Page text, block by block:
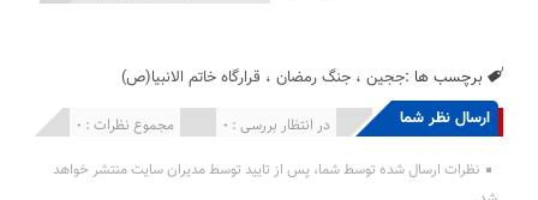
برچسب ها :ججین ،جنگ رمضان ، قرارگاه خاتم الانبیا(ص)
ارسال نظر شما مجموع نظرات : 0 در انتظار بررسی : 0 انتشار یافته : 0
نظرات ارسال شده توسط شما، پس از تایید توسط مدیران سایت منتشر خواهد